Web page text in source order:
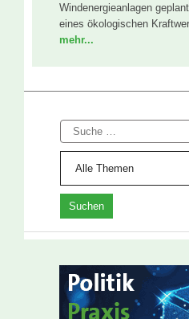
Windenergieanlagen
eines ökologischen
mehr...
Suche